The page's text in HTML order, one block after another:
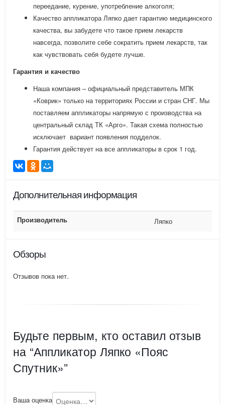
переедание, курение, употребление алкоголя;
Качество аппликатора Ляпко дает гарантию медицинского
качества, вы забудете что такое прием лекарств
навсегда, позволите себе сократить прием лекарств, так
как чувствовать себя будете лучше.
Гарантия и качество
Наша компания – официальный представитель МПК
«Коврик» только на территориях России и стран СНГ. Мы
поставляем аппликаторы напрямую с производства на
центральный склад ТК «Арго». Такая схема полностью
исключает вариант появления подделок.
Гарантия действует на все аппликаторы в срок 1 год.
Дополнительная информация
Производитель Ляпко
Обзоры
Отзывов пока нет.
Будьте первым, кто оставил отзыв
на “Аппликатор Ляпко «Пояс
Спутник»”
Ваша оценка